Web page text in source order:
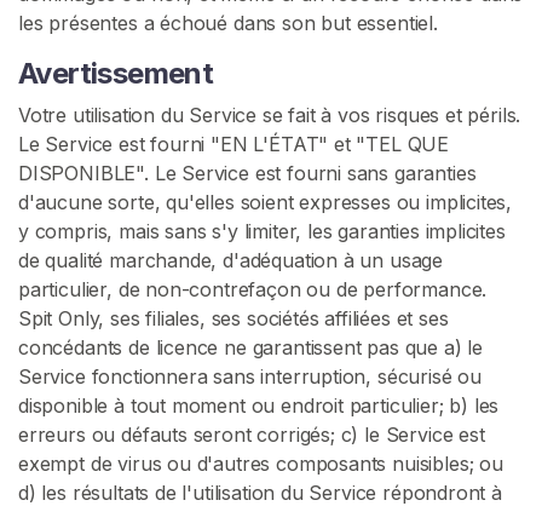
les présentes a échoué dans son but essentiel.
Avertissement
Votre utilisation du Service se fait à vos risques et périls.
Le Service est fourni "EN L'ÉTAT" et "TEL QUE
DISPONIBLE". Le Service est fourni sans garanties
d'aucune sorte, qu'elles soient expresses ou implicites,
y compris, mais sans s'y limiter, les garanties implicites
de qualité marchande, d'adéquation à un usage
particulier, de non-contrefaçon ou de performance.
Spit Only, ses filiales, ses sociétés affiliées et ses
concédants de licence ne garantissent pas que a) le
Service fonctionnera sans interruption, sécurisé ou
disponible à tout moment ou endroit particulier; b) les
erreurs ou défauts seront corrigés; c) le Service est
exempt de virus ou d'autres composants nuisibles; ou
d) les résultats de l'utilisation du Service répondront à